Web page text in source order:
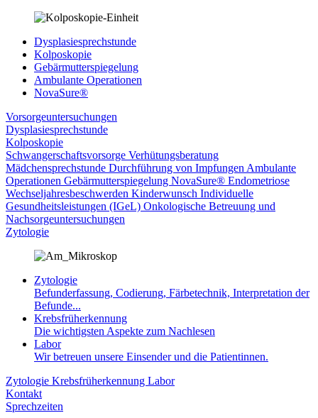
Dysplasiesprechstunde
Kolposkopie
Gebärmutterspiegelung
Ambulante Operationen
NovaSure®
Vorsorgeuntersuchungen
Dysplasiesprechstunde
Kolposkopie
Schwangerschaftsvorsorge Verhütungsberatung
Mädchensprechstunde Durchführung von Impfungen Ambulante
Operationen Gebärmutterspiegelung NovaSure® Endometriose
Wechseljahresbeschwerden Kinderwunsch Individuelle
Gesundheitsleistungen (IGeL) Onkologische Betreuung und
Nachsorgeuntersuchungen
Zytologie
Zytologie
Befunderfassung, Codierung, Färbetechnik, Interpretation der
Befunde...
Krebsfrüherkennung
Die wichtigsten Aspekte zum Nachlesen
Labor
Wir betreuen unsere Einsender und die Patientinnen.
Zytologie Krebsfrüherkennung Labor
Kontakt
Sprechzeiten